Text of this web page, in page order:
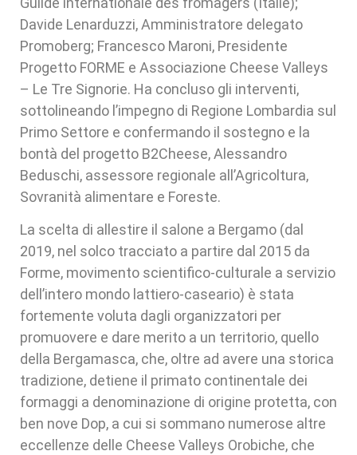
Davide Lenarduzzi, Amministratore delegato
Promoberg; Francesco Maroni, Presidente
Progetto FORME e Associazione Cheese Valleys
– Le Tre Signorie. Ha concluso gli interventi,
sottolineando l’impegno di Regione Lombardia sul
Primo Settore e confermando il sostegno e la
bontà del progetto B2Cheese, Alessandro
Beduschi, assessore regionale all’Agricoltura,
Sovranità alimentare e Foreste.
La scelta di allestire il salone a Bergamo (dal
2019, nel solco tracciato a partire dal 2015 da
Forme, movimento scientifico-culturale a servizio
dell’intero mondo lattiero-caseario) è stata
fortemente voluta dagli organizzatori per
promuovere e dare merito a un territorio, quello
della Bergamasca, che, oltre ad avere una storica
tradizione, detiene il primato continentale dei
formaggi a denominazione di origine protetta, con
ben nove Dop, a cui si sommano numerose altre
eccellenze delle Cheese Valleys Orobiche, che